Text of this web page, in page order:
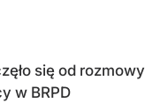
się od rozmowy
w BRPD